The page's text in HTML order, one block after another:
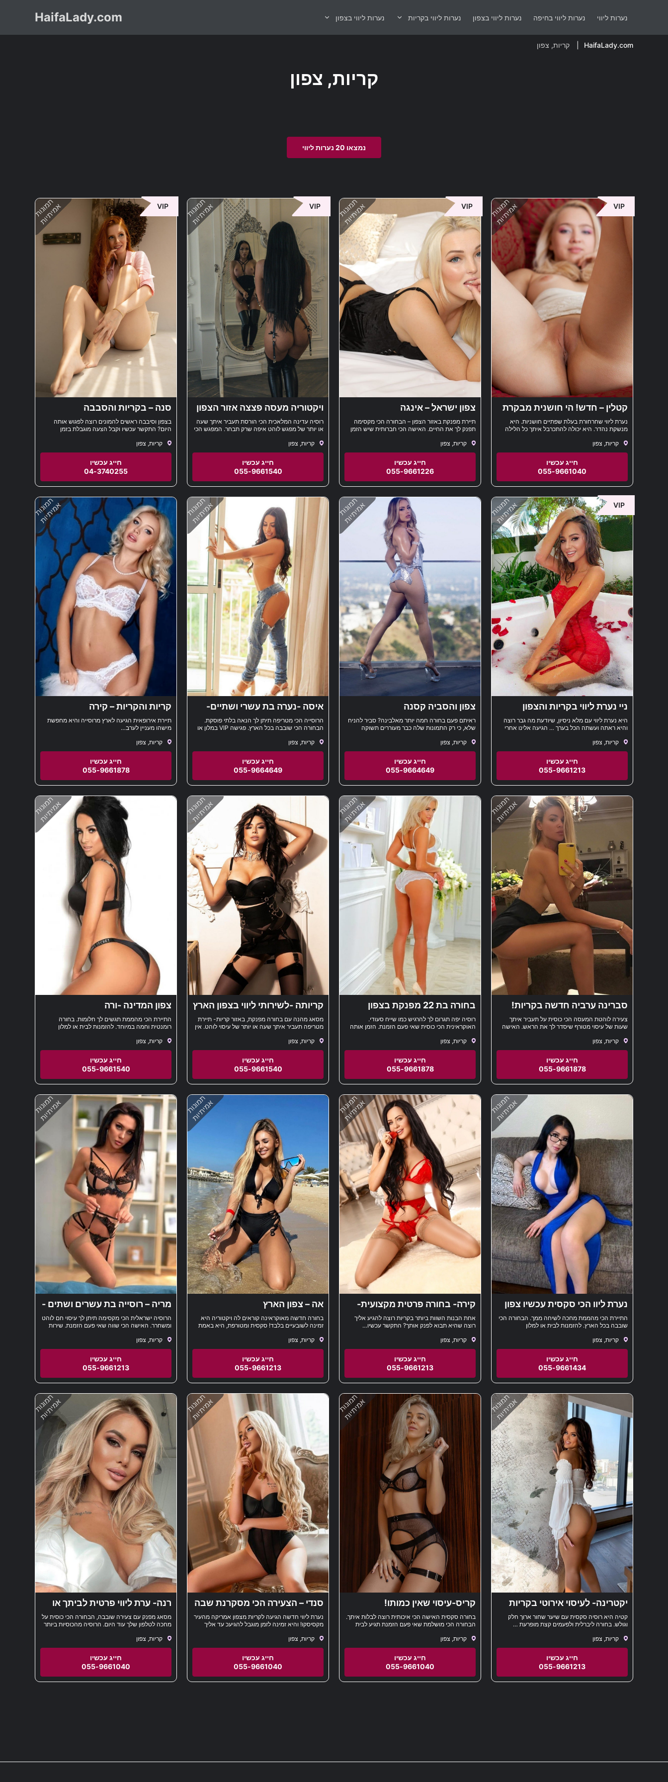
נערות ליווי נערות ליווי בחיפה נערות ליווי בצפון נערות ליווי בקריות נערות ליווי בצפון HaifaLady.com
HaifaLady.com קריות, צפון
קריות, צפון
נמצאו 20 נערות ליווי
תמונות
אמיתיות VIP
קטלין – חדש! הי חושנית מבקרת
את קריות
נערת ליווי שחרחורת בעלת שפתיים חושניות. היא
מנשקת נהדר. היא יכולה להתכרבל איתך כל הלילה
קריות, צפון
055-9661040
תמונות
אמיתיות VIP
צפון ישראל – אינגה
תיירת מפנקת באזור הצפון – הבחורה הכי מקסימה
תפנק לך את החיים. האישה הכי חברותית שיש הזמן
קריות, צפון
055-9661226
תמונות
אמיתיות VIP
ויקטוריה מעסה פצצה אזור הצפון
רוסיה עדינה המלאכית הכי הורסת תעביר איתך שעה
או יותר של מפגש לוהט איפה שרק תבחר. המפגש הכי
קריות, צפון
055-9661540
תמונות
אמיתיות VIP
סנה – בקריות והסבבה
בצפון וסיבבה ראשים להמונים רוצה לפגוש אותה
היום? התקשר עכשיו וקבל הצעה מוגבלת בזמן
קריות, צפון
04-3740255
תמונות
אמיתיות VIP
ניי נערת ליווי בקריות והצפון
היא נערת ליווי עם מלא ניסיון, שיודעת מה גבר רוצה
והיא ראתה ועשתה הכל בערך … הגיעה אלינו אחרי
אותך בביתך או במלון ללילה מפנק במיוחד
קריות, צפון
055-9661213
תמונות
אמיתיות
צפון והסביה קסנה
ראיתם פעם בחורה חמה יותר מאלבינה? סביר להניח
שלא, כי רק התמונות שלה כבר מעוררים תשוקה
מטופחת, בעלת גוף סקסי רזה, איפור איכותי, סגנון
לבוש מיוחד – קשה להוריד את העיניים מבחורה כזאת.
כדי לבדוק אותה שנית.
קריות, צפון
055-9664649
תמונות
אמיתיות
איסה -נערה בת עשרי ושתיים-
קריות
הרוסייה הכי מטריפה תיתן לך הנאה בלתי פוסקת.
הבחורה הכי שובבה בכל הארץ. פגישה VIP במלון או
קריות, צפון
055-9664649
תמונות
אמיתיות
קריות והקריות – קירה
תיירת אירופאית הגיעה לארץ מרוסייה והיא מחפשת
מישהו מעניין לערב…
קריות, צפון
055-9661878
תמונות
אמיתיות
סברינה ערביה חדשה בקריות!
צעירה לוהטת המעסה הכי כוסית על תעביר איתך
שעות של עיסוי מטורף שיסדר לך את הראש. האישה
קריות, צפון
055-9661878
תמונות
אמיתיות
בחורה בת 22 מפנקת בצפון
רוסיה יפה תגרום לך להרגיש כמו שייח סעודי.
האוקראינית הכי כוסית שאי פעם הזמנת. הזמן אותה
קריות, צפון
055-9661878
תמונות
אמיתיות
קריותה -לשירותי ליווי בצפון הארץ
מסאג מהנה עם בחורה מפנקת, באזור קריות- תיירת
מטריפה תעביר איתך שעה או יותר של עיסוי לוהט. אין
מלטף ומשחרר
קריות, צפון
055-9661540
תמונות
אמיתיות
צפון המדינה -ורה
התיירת הכי מהממת תגשים לך חלומות. בחורה
רומנטית וחמה במיוחד. להזמנות לבית או למלון
קריות, צפון
055-9661540
תמונות
אמיתיות
נערת ליוו הכי סקסית עכשיו צפון
התיירת הכי מהממת מחכה לשיחה ממך. הבחורה הכי
שובבה בכל הארץ. להזמנות לבית או למלון
קריות, צפון
055-9661434
תמונות
אמיתיות
קירה- בחורה פרטית מקצועית-
קריות והקריות
אחת הבנות השוות ביותר בקריות רוצה להגיע אליך
רוצה שהיא תבוא לפנק אותך? התקשר עכשיו…
קריות, צפון
055-9661213
תמונות
אמיתיות
אה – צפון הארץ
בחורה חדשה מאוקראינה קוראים לה ויקטוריה היא
זמינה לשובעיים בלבד! סקסית ומטורפת, היא באמת
תתקשר עוד הערב ותזמין את ויקה לביתך או למלון
בצפון.
קריות, צפון
055-9661213
תמונות
אמיתיות
מריה – רוסייה בת עשרים ושתים -
מצפון
הרוסיה ישראלית הכי מקסימה תיתן לך עיסוי חם לוהט
ומשחרר. האישה הכי שווה שאי פעם הזמנת. שירות
קריות, צפון
055-9661213
תמונות
אמיתיות
יקטרינה- לעיסוי אירוטי בקריות
והסביבה
קטיה היא רוסיה סקסית עם שיער שחור ארוך חלק
וגולש. בחורה ליברלית ולפעמים קצת מופרעת …
אמיתית ויש מצב טוב שאתה הולך להתמכר לדבר הזה
…
קריות, צפון
055-9661213
תמונות
אמיתיות
קריס-עיסוי שאין כמותו!
בחורה סקסית האישה הכי איכותית רוצה לבלות איתך.
הבחורה הכי מושלמת שאי פעם הזמנת תגיע לבית
קריות, צפון
055-9661040
תמונות
אמיתיות
סנדי – הצעירה הכי מסקרנת שבה
לקריות
נערת ליווי חדשה הגיעה לקריות מצפון אמריקה מהעיר
מקסיסקו! והיא זמינה לזמן מוגבל להגיעכ עד אליך
מקסיקנית כזאת בחיים שלך. תתקשר מהר עוד הערב.
קריות, צפון
055-9661040
תמונות
אמיתיות
רנה- ערת ליווי פרטית לביתך או
לבית המלו- צפון
מסאג מפנק עם צעירה שובבה, הבחורה הכי כוסית על
מחכה לטלפון שלך עוד היום. הרוסיה מהכוסיות ביותר
קריות, צפון
055-9661040